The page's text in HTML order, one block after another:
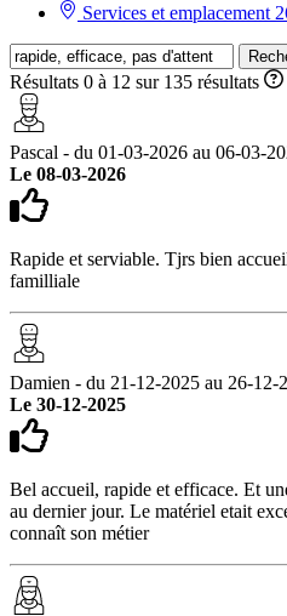
Services et emplacement
Résultats 0 à 12 sur 135 résultats
Pascal - du 01-03-2026 au 06-03-
Le 08-03-2026
Rapide et serviable. Tjrs bien
familliale
Damien - du 21-12-2025 au 26-12-
Le 30-12-2025
Bel accueil, rapide et efficace. Et
au dernier jour. Le matériel etait
connaît son métier